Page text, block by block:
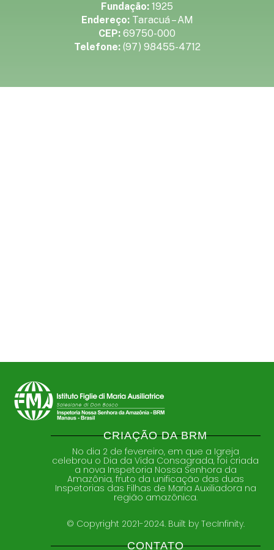
Fundação: 1925
Endereço:Taracuá – AM
CEP: 69750-000
Telefone:(97) 98455-4712
CRIAÇÃO DA BRM
No dia 2 de fevereiro, em que a Igreja
celebrou o Dia da Vida Consagrada, foi criada
a nova Inspetoria Nossa Senhora da
Amazônia, fruto da unificação das duas
Inspetorias das Filhas de Maria Auxiliadora na
região amazônica.
© Copyright 2021-2024. Built by TecInfinity.
CONTATO